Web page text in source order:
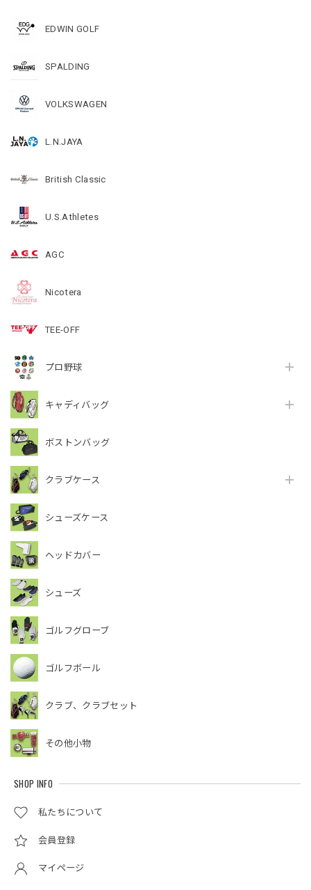
EDWIN GOLF
SPALDING
VOLKSWAGEN
L.N.JAYA
British Classic
U.S.Athletes
AGC
Nicotera
TEE-OFF
プロ野球
キャディバッグ
ボストンバッグ
クラブケース
シューズケース
ヘッドカバー
シューズ
ゴルフグローブ
ゴルフボール
クラブ、クラブセット
その他小物
SHOP INFO
私たちについて
会員登録
マイページ